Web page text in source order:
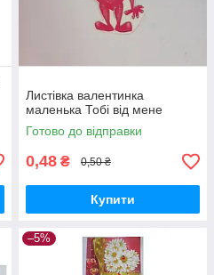
Листівка валентинка
маленька Тобі від мене
Готово до відправки
0,48 ₴ 0,50 ₴
Купити
–5%